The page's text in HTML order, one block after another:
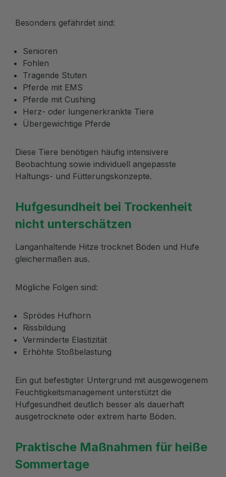
Besonders gefährdet sind:
Senioren
Fohlen
Tragende Stuten
Pferde mit EMS
Pferde mit Cushing
Herz- oder lungenerkrankte Tiere
Übergewichtige Pferde
Diese Tiere benötigen häufig intensivere
Beobachtung sowie individuell angepasste
Haltungs- und Fütterungskonzepte.
Hufgesundheit bei Trockenheit
nicht unterschätzen
Langanhaltende Hitze trocknet Böden und Hufe
gleichermaßen aus.
Mögliche Folgen sind:
Sprödes Hufhorn
Rissbildung
Verminderte Elastizität
Erhöhte Stoßbelastung
Ein gut befestigter Untergrund mit ausgewogenem
Feuchtigkeitsmanagement unterstützt die
Hufgesundheit deutlich besser als dauerhaft
ausgetrocknete oder extrem harte Böden.
Praktische Maßnahmen für heiße
Sommertage